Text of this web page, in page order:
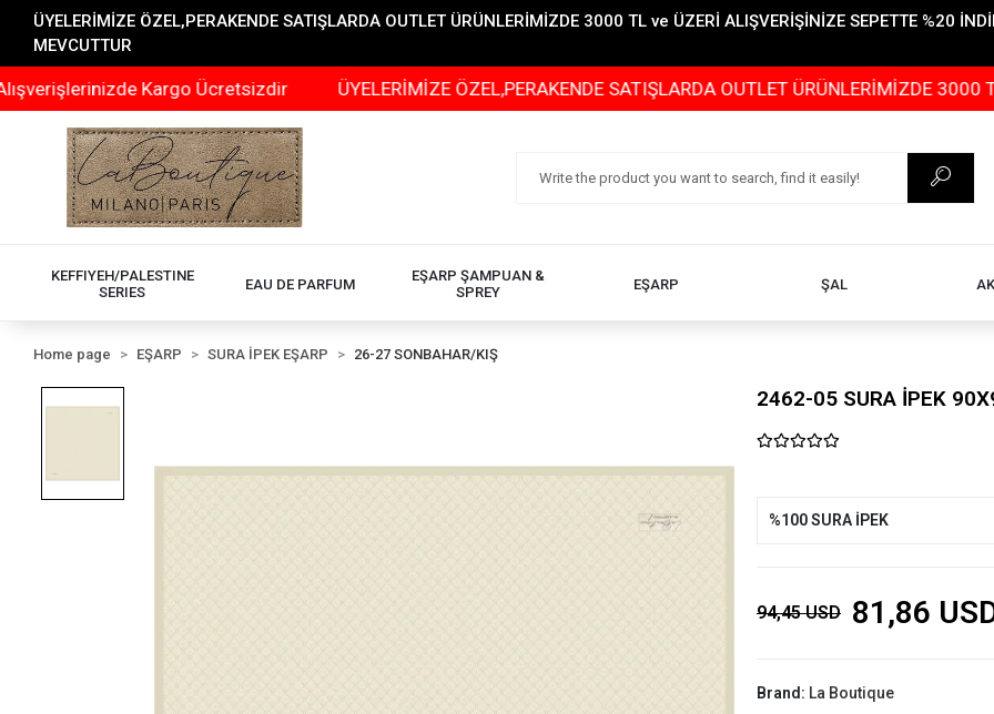
ÜYELERİMİZE ÖZEL,PERAKENDE SATIŞLARDA OUTLET ÜRÜNLERİMİZDE 3000 TL ve ÜZERİ ALIŞVERİŞİNİZE SEPETTE %20
MEVCUTTUR
Kargo Ücretsizdir ÜYELERİMİZE ÖZEL,PERAKENDE SATIŞLARDA OUTLET ÜRÜNLERİMİZDE 3000 TL ve
KEFFIYEH/PALESTINE
SERIES
EAU DE PARFUM
EŞARP ŞAMPUAN &
SPREY
EŞARP ŞAL
Home page EŞARP SURA İPEK EŞARP 26-27 SONBAHAR/KIŞ
2462-05 SURA İPEK
%100 SURA İPEK
94,45 USD 81,86
Brand: La Boutique